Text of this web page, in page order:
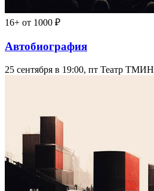
16+ от 1000 ₽
Автобиография
25 сентября в 19:00, пт Театр ТМИН